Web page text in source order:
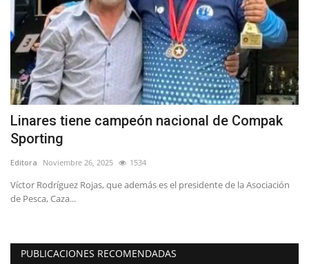
Linares tiene campeón nacional de Compak
Sporting
Editora Noviembre 26, 2025 1534
Víctor Rodríguez Rojas, que además es el presidente de la Asociación
de Pesca, Caza...
PUBLICACIONES RECOMENDADAS